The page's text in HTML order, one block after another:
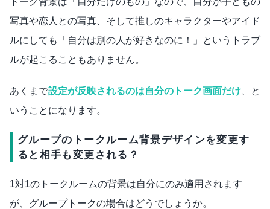
写真や恋人との写真、そして推しのキャラクターやアイド
ルにしても「自分は別の人が好きなのに！」というトラブ
ルが起こることもありません。
あくまで設定が反映されるのは自分のトーク画面だけ 、と
いうことになります。
グループのトークルーム背景デザインを変更す
ると相手も変更される？
1対1のトークルームの背景は自分にのみ適用されます
が、グループトークの場合はどうでしょうか。